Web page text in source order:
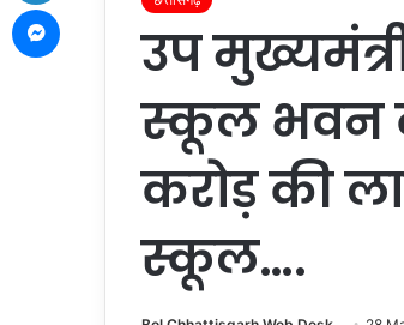
उप
स्कूल भवन
करोड़ की
स्कूल….
Messenger